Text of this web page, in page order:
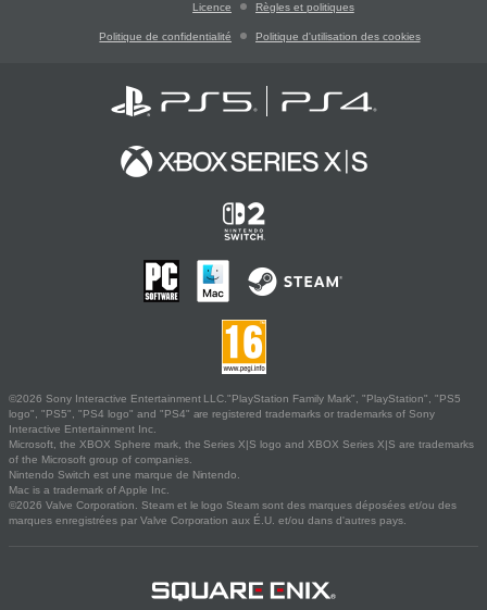
Licence Règles et politiques
Politique de confidentialité Politique d'utilisation des cookies
©2026 Sony Interactive Entertainment LLC."PlayStation Family Mark", "PlayStation", "PS5
logo", "PS5", "PS4 logo" and "PS4" are registered trademarks or trademarks of Sony
Interactive Entertainment Inc.
Microsoft, the XBOX Sphere mark, the Series X|S logo and XBOX Series X|S are trademarks
of the Microsoft group of companies.
Nintendo Switch est une marque de Nintendo.
Mac is a trademark of Apple Inc.
©2026 Valve Corporation. Steam et le logo Steam sont des marques déposées et/ou des
marques enregistrées par Valve Corporation aux É.U. et/ou dans d'autres pays.